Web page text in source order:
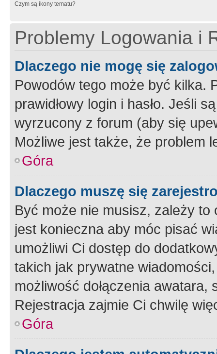
Czym są ikony tematu?
Problemy Logowania i
Dlaczego nie mogę się
Powodów tego może być kilka.
prawidłowy login i hasło. Jeśli
wyrzucony z forum (aby się
Możliwe jest także, że problem
Góra
Dlaczego muszę się
Być może nie musisz, zależy
jest konieczna aby móc pisać
umożliwi Ci dostęp do
takich jak prywatne
możliwość dołączenia
Rejestracja zajmie Ci chwilę
Góra